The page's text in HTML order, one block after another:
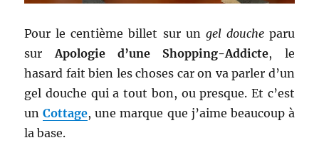
Pour le centième billet sur un gel doucheparu
surApologie d’une Shopping-Addicte, le
hasard fait bien les choses car on va parler d’un
gel douche qui a tout bon, ou presque. Et c’est
unCottage, une marque que j’aime beaucoup à
la base.